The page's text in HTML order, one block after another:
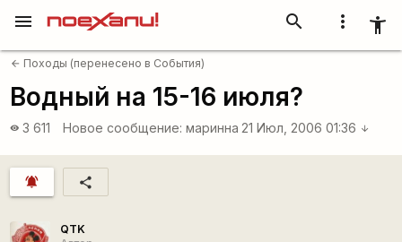
more_vert accessibility_new
search
menu
arrow_back Походы (перенесено в События)
Водный на 15-16 июля?
visibility 3 611 Новое сообщение: маринна 21 Июл, 2006 01:36 arrow_downward
notifications_active share
QTK